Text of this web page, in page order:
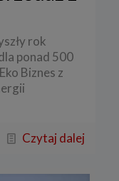
rok
ponad 500
Biznes z
Czytaj dalej